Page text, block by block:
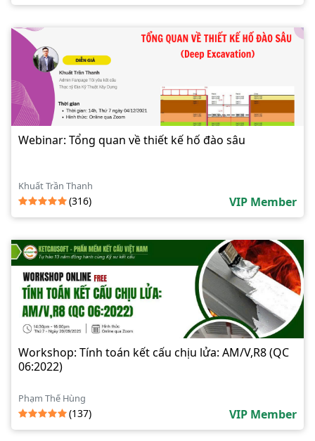
Webinar: Tổng quan về thiết kế hố đào sâu
Khuất Trần Thanh
(316) VIP Member
Workshop: Tính toán kết cấu chịu lửa: AM/V,R8 (QC
06:2022)
Phạm Thế Hùng
(137) VIP Member